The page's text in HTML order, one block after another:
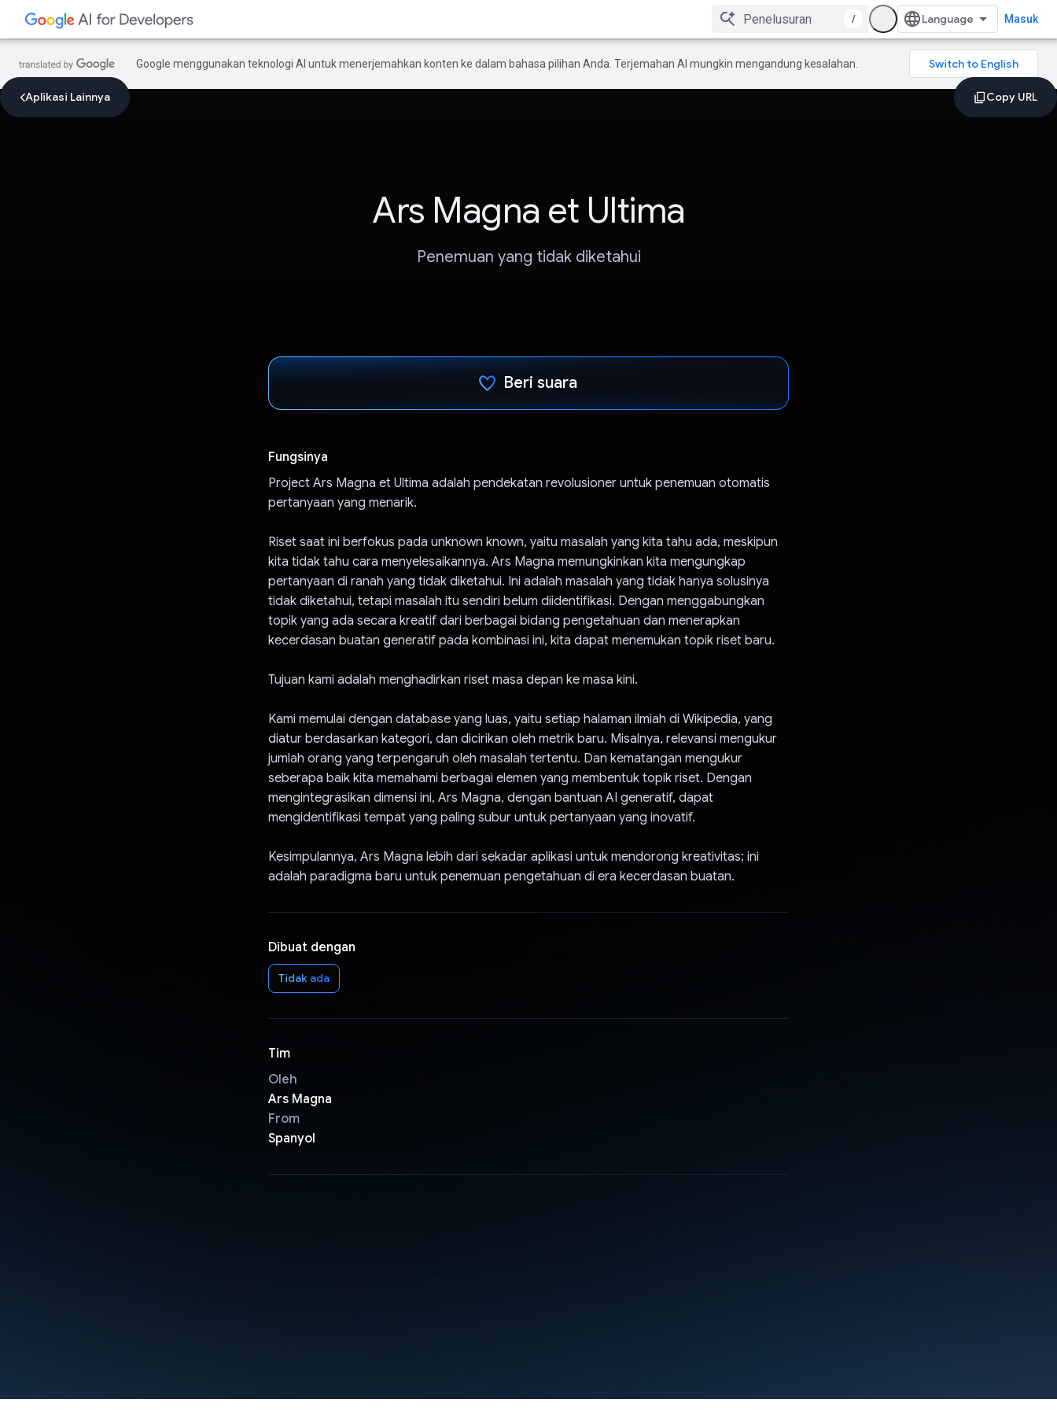
/ Masuk
Google menggunakan teknologi AI untuk menerjemahkan konten ke dalam bahasa pilihan Anda. Terjemahan AI mungkin mengandung kesalahan.
Aplikasi Lainnya
Ars Magna et Ultima
Penemuan yang tidak diketahui
Beri suara
Fungsinya
Project Ars Magna et Ultima adalah pendekatan revolusioner untuk penemuan otomatis
pertanyaan yang menarik.
Riset saat ini berfokus pada unknown known, yaitu masalah yang kita tahu ada, meskipun
kita tidak tahu cara menyelesaikannya. Ars Magna memungkinkan kita mengungkap
pertanyaan di ranah yang tidak diketahui. Ini adalah masalah yang tidak hanya solusinya
tidak diketahui, tetapi masalah itu sendiri belum diidentifikasi. Dengan menggabungkan
topik yang ada secara kreatif dari berbagai bidang pengetahuan dan menerapkan
kecerdasan buatan generatif pada kombinasi ini, kita dapat menemukan topik riset baru.
Tujuan kami adalah menghadirkan riset masa depan ke masa kini.
Kami memulai dengan database yang luas, yaitu setiap halaman ilmiah di Wikipedia, yang
diatur berdasarkan kategori, dan dicirikan oleh metrik baru. Misalnya, relevansi mengukur
jumlah orang yang terpengaruh oleh masalah tertentu. Dan kematangan mengukur
seberapa baik kita memahami berbagai elemen yang membentuk topik riset. Dengan
mengintegrasikan dimensi ini, Ars Magna, dengan bantuan AI generatif, dapat
mengidentifikasi tempat yang paling subur untuk pertanyaan yang inovatif.
Kesimpulannya, Ars Magna lebih dari sekadar aplikasi untuk mendorong kreativitas; ini
adalah paradigma baru untuk penemuan pengetahuan di era kecerdasan buatan.
Dibuat dengan
Tidak ada
Tim
Oleh
Ars Magna
From
Spanyol